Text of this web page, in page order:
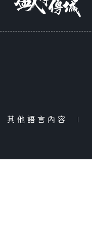
其他語言內容 |